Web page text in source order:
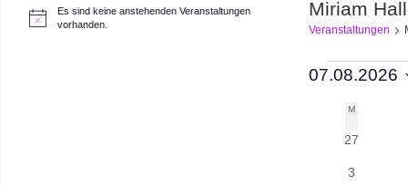
Miriam
Veranstaltungen
07.08.2026
Kalender
M
0
27
0
3
H
Es sind keine anstehenden Veranstaltungen
vorhanden.